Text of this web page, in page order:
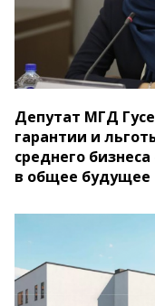
Депутат МГД
гарантии и
среднего
в общее будущее